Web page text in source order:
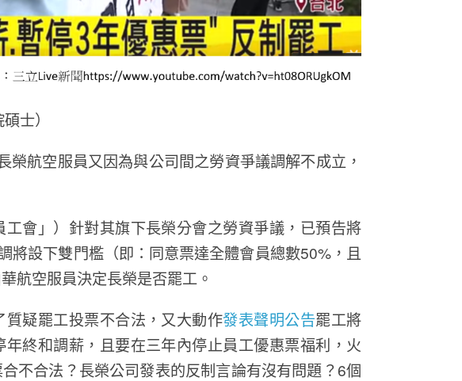
士）
航空服員又因為與公司間之勞資爭議調解不成立，
會」）針對其旗下長榮分會之勞資爭議，已預告將
將設下雙門檻（即：同意票達全體會員總數50%，且
航空服員決定長榮是否罷工。
疑罷工投票不合法，又大動作發表聲明公告罷工將
終和調薪，且要在三年內停止員工優惠票福利，火
不合法？長榮公司發表的反制言論有沒有問題？6個